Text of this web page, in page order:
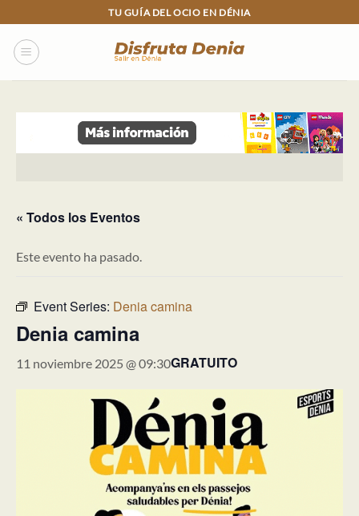
to
content
TU GUÍA DEL OCIO EN DÉNIA
« Todos los Eventos
Este evento ha pasado.
Event Series: Denia camina
Denia camina
11 noviembre 2025 @ 09:30GRATUITO